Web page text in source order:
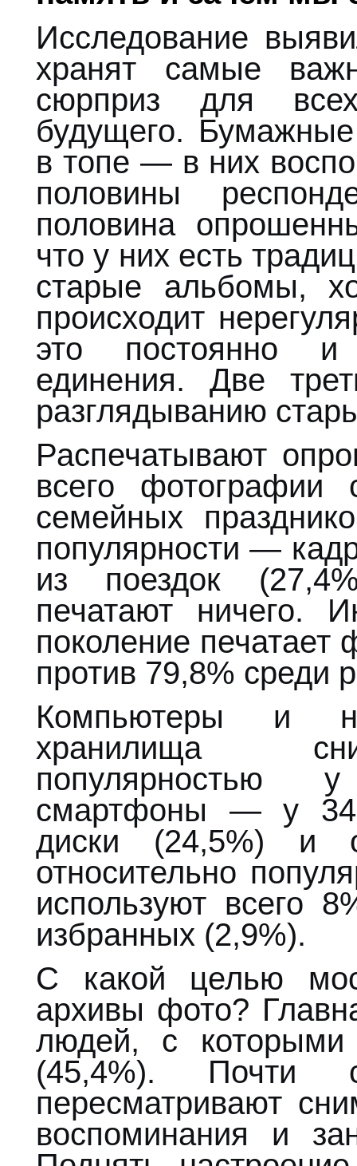
Исследование
хранят самые
сюрприз для
будущего.
в топе — в них
половины
половина
что у них есть
старые альбомы,
происходит
это постоянно
единения. Две
разглядыванию
Распечатывают
всего
семейных
популярности —
из поездок
печатают ничего.
поколение
против 79,8% среди
Компьютеры и
хранилища
популярностью
смартфоны — у
диски (24,5%) и
относительно
используют всего
избранных (2,9%).
С какой целью
архивы фото?
людей, с которыми
(45,4%). Почти
пересматривают
воспоминания и